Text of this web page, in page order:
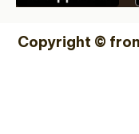
Copyright ©